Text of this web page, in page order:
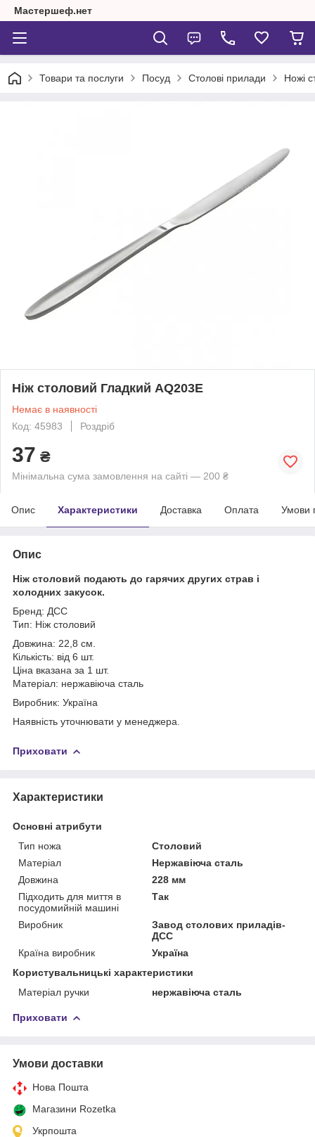
Мастершеф.нет
Товари та послуги Посуд Столові прилади Ножі
Ніж столовий Гладкий AQ203E
Немає в наявності
Код: 45983
Роздріб
37 ₴
Мінімальна сума замовлення на сайті — 200 ₴
Опис Характеристики Доставка Оплата Умови
Опис
Ніж столовий подають до гарячих других страв і
холодних закусок.
Бренд: ДСС
Тип: Ніж столовий
Довжина: 22,8 см.
Кількість: від 6 шт.
Ціна вказана за 1 шт.
Матеріал: нержавіюча сталь
Виробник: Україна
Наявність уточнювати у менеджера.
Приховати
Характеристики
Основні атрибути
Тип ножа
Столовий
Матеріал
Нержавіюча сталь
Довжина
228 мм
Підходить для миття в
посудомийній машині
Так
Виробник
Завод столових приладів-
ДСС
Країна виробник
Україна
Користувальницькі характеристики
Матеріал ручки
нержавіюча сталь
Приховати
Умови доставки
Нова Пошта
Магазини Rozetka
Укрпошта